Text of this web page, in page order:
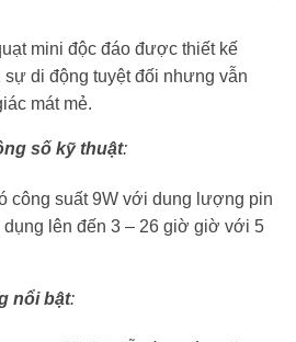
mini độc đáo được thiết kế
di động tuyệt đối nhưng vẫn
mát mẻ.
số kỹ thuật:
công suất 9W với dung lượng pin
lên đến 3 – 26 giờ giờ với 5
nổi bật: